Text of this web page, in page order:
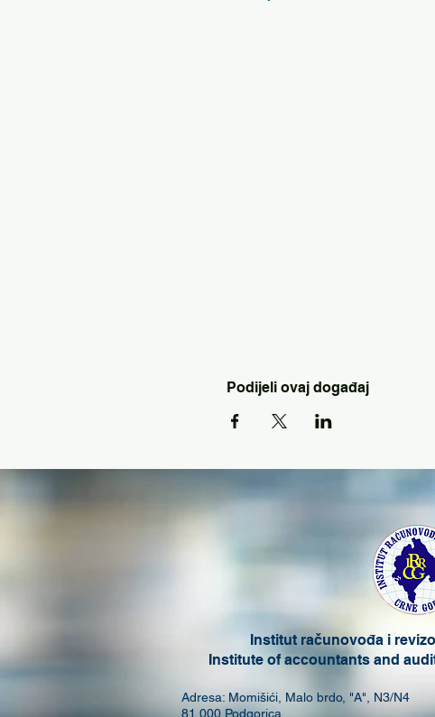
Podijeli ovaj događaj
Institut računovođa i
Institute of accountants and
Adresa: Momišići, Malo brdo, "A", N3/N4
81 000 Podgorica